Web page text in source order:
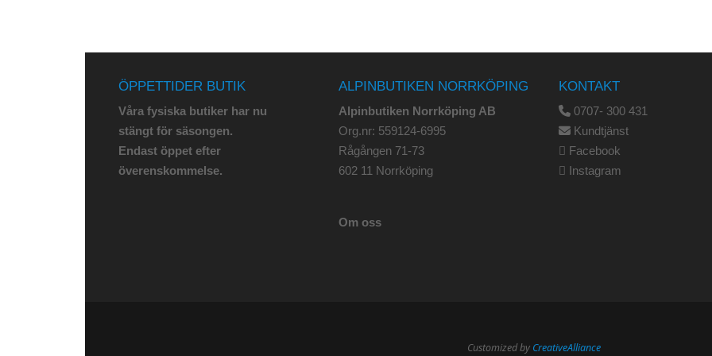
ÖPPETTIDER BUTIK
Våra fysiska butiker har nu
stängt för säsongen.
Endast öppet efter
överenskommelse.
ALPINBUTIKEN NORRKÖPING
Alpinbutiken Norrköping AB
Org.nr: 559124-6995
Rågången 71-73
602 11 Norrköping
Om oss
KONTAKT
0707- 300 431
Kundtjänst
Facebook
Instagram
Customized by CreativeAlliance